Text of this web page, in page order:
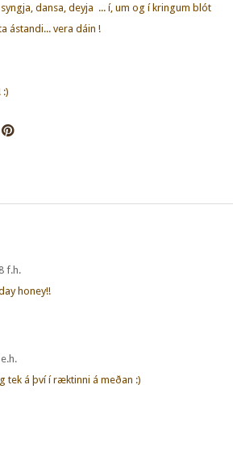
dansa, deyja ... í, um og í kringum blót
ástandi... vera dáin !
:)
f.h.
honey!!
tek á því í ræktinni á meðan :)